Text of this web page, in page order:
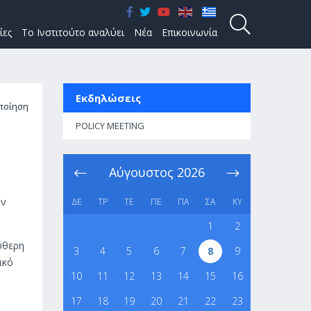
Το Ινστιτούτο αναλύει Νέα Επικοινωνία
Εκδηλώσεις
POLICY MEETING
Αύγουστος 2026
ΔΕ ΤΡ ΤΕ ΠΕ ΠΑ ΣΑ ΚΥ
1
2
3
4 5 6 7 8
9
10
11 12 13 14 15
16
17
18 19 20 21 22
23